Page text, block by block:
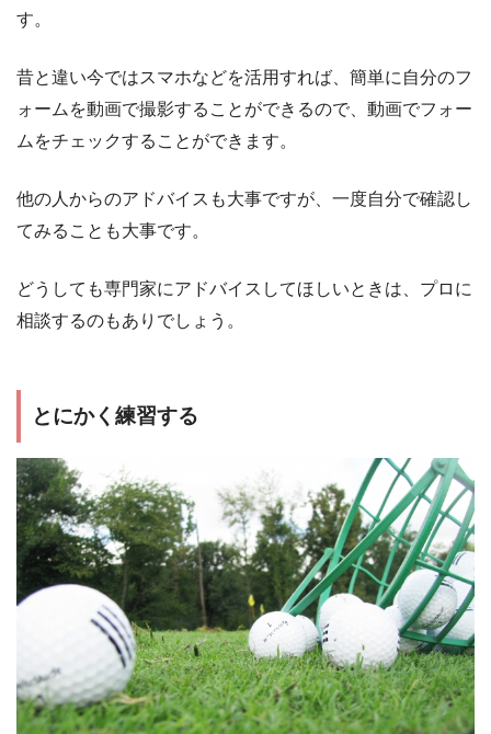
す。
昔と違い今ではスマホなどを活用すれば、簡単に自分のフ
ォームを動画で撮影することができるので、動画でフォー
ムをチェックすることができます。
他の人からのアドバイスも大事ですが、一度自分で確認し
てみることも大事です。
どうしても専門家にアドバイスしてほしいときは、プロに
相談するのもありでしょう。
とにかく練習する